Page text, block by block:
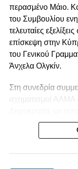
περασμένο Μάιο.
του Συμβουλίου
τελευταίες
επίσκεψη στην
του Γενικού
Άνχελα Ολγκίν.
Στη συνεδρία
σχηματισμοί ΑΛΜΑ
και Φειδία
πληροφορίες του